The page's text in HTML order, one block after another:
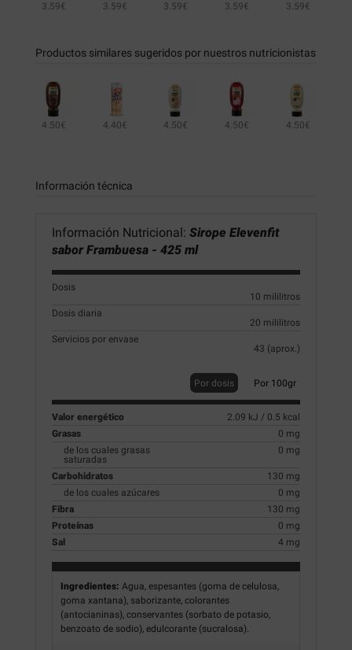
3.59€ 3.59€ 3.59€ 3.59€ 3.59€
Productos similares sugeridos por nuestros nutricionistas
4.50€ 4.40€ 4.50€ 4.50€ 4.50€
Información técnica
Información Nutricional: Sirope Elevenfit
sabor Frambuesa - 425 ml
Dosis
10 mililitros
Dosis diaria
20 mililitros
Servicios por envase
43 (aprox.)
Por dosis Por 100gr
Valor energético
2.09 kJ / 0.5 kcal
Grasas
0 mg
de los cuales grasas
saturadas
0 mg
Carbohidratos
130 mg
de los cuales azúcares
0 mg
Fibra
130 mg
Proteínas
0 mg
Sal
4 mg
Ingredientes: Agua, espesantes (goma de celulosa,
goma xantana), saborizante, colorantes
(antocianinas), conservantes (sorbato de potasio,
benzoato de sodio), edulcorante (sucralosa).